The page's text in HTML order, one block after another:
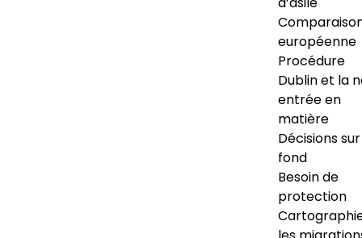
européenne
Procédure
Dublin et la
entrée en
matière
Décisions
fond
Besoin de
protection